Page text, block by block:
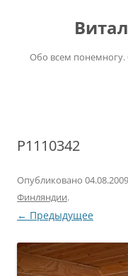
содержимому
Обо всем
P1110342
Опубликовано 04.08.2009
Финляндии.
← Предыдущее